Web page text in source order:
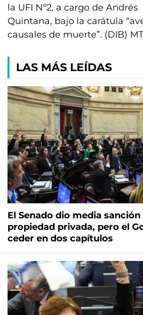
la UFI Nº2, a cargo de Andrés
Quintana, bajo la carátula
causales de muerte”. (DIB)
LAS MÁS LEÍDAS
El Senado dio media sanción
propiedad privada, pero el
ceder en dos capítulos